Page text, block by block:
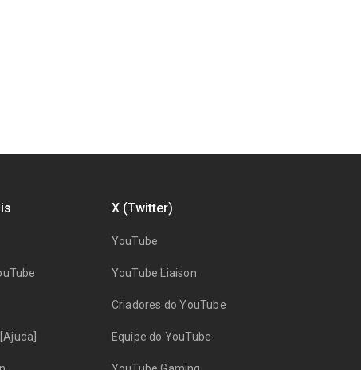
X (Twitter)
YouTube
YouTube Liaison
Criadores do YouTube
Equipe do YouTube